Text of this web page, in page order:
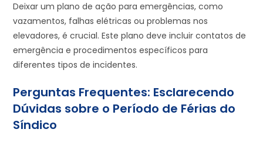
Deixar um plano de ação para emergências, como
vazamentos, falhas elétricas ou problemas nos
elevadores, é crucial. Este plano deve incluir contatos de
emergência e procedimentos específicos para
diferentes tipos de incidentes.
Perguntas Frequentes: Esclarecendo
Dúvidas sobre o Período de Férias do
Síndico